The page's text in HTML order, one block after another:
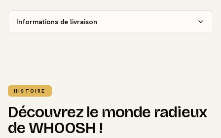
Informations de livraison
HISTOIRE
Découvrez le monde radieux
de WHOOSH !